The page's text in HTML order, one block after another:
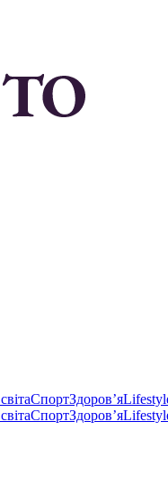
СпортЗдоровʼя
СпортЗдоровʼя